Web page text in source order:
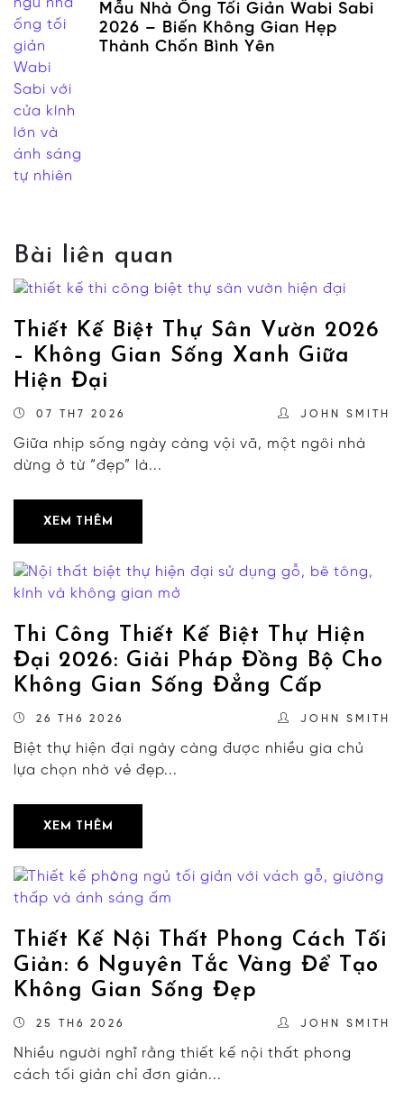
Mẫu Nhà Ống Tối Giản Wabi Sabi
2026 – Biến Không Gian Hẹp
Thành Chốn Bình Yên
Bài liên quan
Thiết Kế Biệt Thự Sân Vườn 2026
– Không Gian Sống Xanh Giữa
Hiện Đại
07 TH7 2026 JOHN SMITH
Giữa nhịp sống ngày càng vội vã, một ngôi nhà
dừng ở từ “đẹp” là...
XEM THÊM
Thi Công Thiết Kế Biệt Thự Hiện
Đại 2026: Giải Pháp Đồng Bộ Cho
Không Gian Sống Đẳng Cấp
26 TH6 2026 JOHN SMITH
Biệt thự hiện đại ngày càng được nhiều gia chủ
lựa chọn nhờ vẻ đẹp...
XEM THÊM
Thiết Kế Nội Thất Phong Cách Tối
Giản: 6 Nguyên Tắc Vàng Để Tạo
Không Gian Sống Đẹp
25 TH6 2026 JOHN SMITH
Nhiều người nghĩ rằng thiết kế nội thất phong
cách tối giản chỉ đơn giản...